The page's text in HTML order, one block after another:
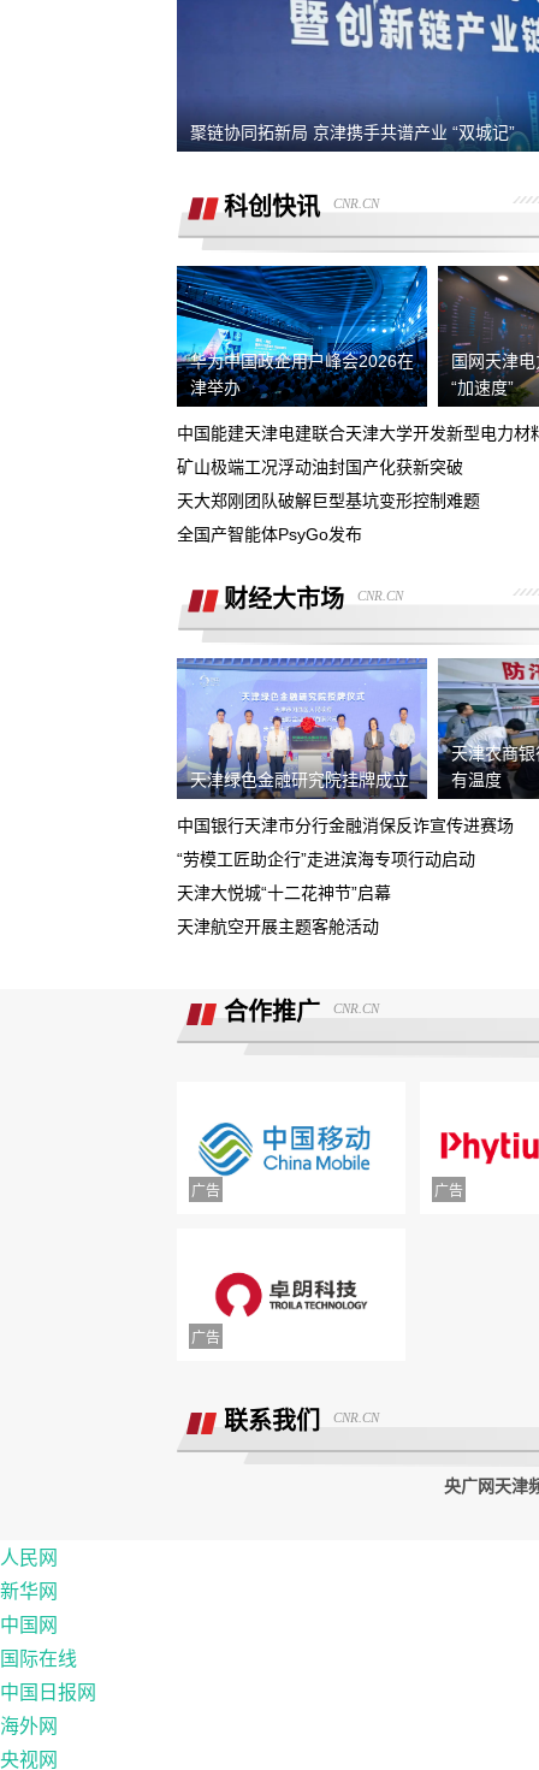
潍坊寿光驰峰广汽本田购车定金拒不退
公司退定金
强买强卖 强制贷款 称交意向金进行锁车
退订金销售承诺按揭不过订金退还合同
有备注现在订金不退
订购的汽车，未完成验车，未交钥匙，
交付，订单被违规操作已完成订单
4s店隐瞒消费，侵犯了消费者知情权、
自主选择权，要求退还定金
说没有现车要去外地。
宜享花业务员打电话叫我查看低息贷款
度，被强制下款
者，本人要求退还定金。
在4S店交了订金现在让退定金不退
据我了解，我锁单车辆根本没有生产，
需4s店跟厂家沟通即可取消订单。
现在诉求退款
重庆鑫茂丰硕汽车销售有限公司收取定
5000元不予退还
位，客户权益保障无门！
诉求:不能进行贷款审批流程，并退还订
面谈的时候说的只要有比他低的就退意
金，然后一直不给退
携程旅游APP非因消费者原因主票已退
退款
聚链协同拓新局 京津携手共谱产业 “双城记”
科创快讯 CNR.CN
华为中国政企用户峰会2026在
津举办
国网天津
“加速度”
中国能建天津电建联合天津大学开发新型电力材
矿山极端工况浮动油封国产化获新突破
天大郑刚团队破解巨型基坑变形控制难题
全国产智能体PsyGo发布
财经大市场 CNR.CN
天津绿色金融研究院挂牌成立
天津农商
有温度
中国银行天津市分行金融消保反诈宣传进赛场
“劳模工匠助企行”走进滨海专项行动启动
天津大悦城“十二花神节”启幕
天津航空开展主题客舱活动
合作推广 CNR.CN
联系我们 CNR.CN
央广网天津
人民网
新华网
中国网
国际在线
中国日报网
海外网
央视网